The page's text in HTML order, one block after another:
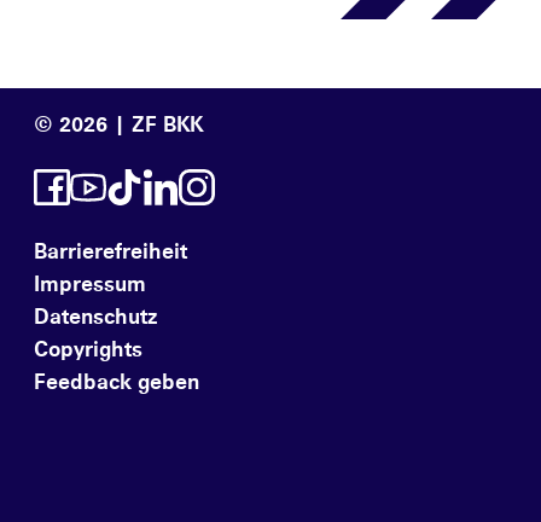
© 2026 | ZF BKK
Barrierefreiheit
Impressum
Datenschutz
Copyrights
Feedback geben